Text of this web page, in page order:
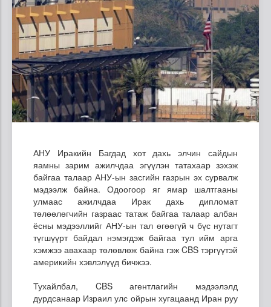
АНУ Иракийн Багдад хот дахь элчин сайдын
яамны зарим ажилчдаа эгүүлэн татахаар зэхэж
байгаа талаар АНУ-ын засгийн газрын эх сурвалж
мэдээлж байна. Одоогоор яг ямар шалтгааны
улмаас ажилчдаа Ирак дахь дипломат
төлөөлөгчийн газраас татаж байгаа талаар албан
ёсны мэдээллийг АНУ-ын тал өгөөгүй ч бүс нутагт
түгшүүрт байдал нэмэгдэж байгаа тул ийм арга
хэмжээ авахаар төлөвлөж байна гэж CBS тэргүүтэй
америкийн хэвлэлүүд бичжээ.
Тухайлбал, CBS агентлагийн мэдээлэлд
дурдсанаар Израил улс ойрын хугацаанд Иран руу